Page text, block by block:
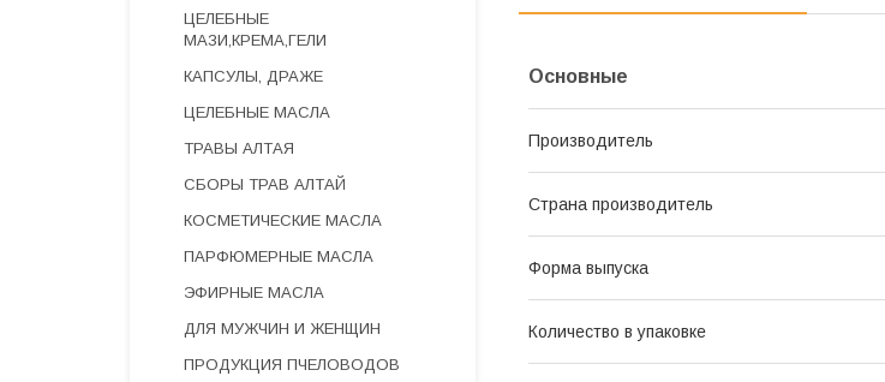
Основные
Производитель
Страна производитель
Форма выпуска
Количество в упаковке
ЦЕЛЕБНЫЕ
МАЗИ,КРЕМА,ГЕЛИ
КАПСУЛЫ, ДРАЖЕ
ЦЕЛЕБНЫЕ МАСЛА
ТРАВЫ АЛТАЯ
СБОРЫ ТРАВ АЛТАЙ
КОСМЕТИЧЕСКИЕ МАСЛА
ПАРФЮМЕРНЫЕ МАСЛА
ЭФИРНЫЕ МАСЛА
ДЛЯ МУЖЧИН И ЖЕНЩИН
ПРОДУКЦИЯ ПЧЕЛОВОДОВ